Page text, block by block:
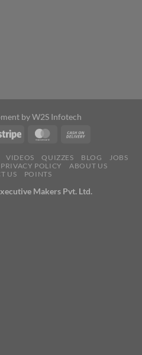
byW2S Infotech
VIDEOS QUIZZES BLOG
JOBS
PRIVACY POLICY
ABOUT US
US
POINTS
Makers Pvt. Ltd.